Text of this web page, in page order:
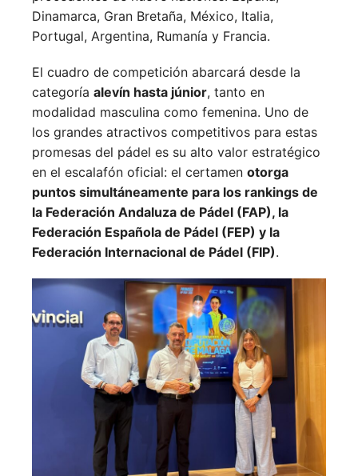
Dinamarca, Gran Bretaña, México, Italia,
Portugal, Argentina, Rumanía y Francia.
El cuadro de competición abarcará desde la
categoría alevín hasta júnior, tanto en
modalidad masculina como femenina. Uno de
los grandes atractivos competitivos para estas
promesas del pádel es su alto valor estratégico
en el escalafón oficial: el certamen otorga
puntos simultáneamente para los rankings de
la Federación Andaluza de Pádel (FAP), la
Federación Española de Pádel (FEP) y la
Federación Internacional de Pádel (FIP).